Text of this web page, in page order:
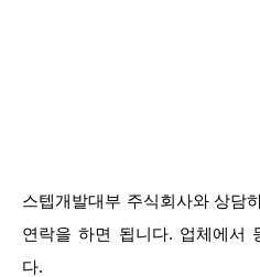
스텝개발대부 주식회사와 상담
연락을 하면 됩니다. 업체에서
다.